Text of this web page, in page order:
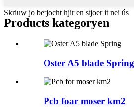
Skriuw jo berjocht hjir en stjoer it nei ús
Products kategoryen
Oster A5 blade Spring
Pcb foar moser km2